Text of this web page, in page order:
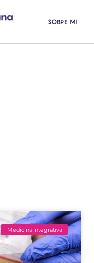
SOBRE MI
Medicina integrativa